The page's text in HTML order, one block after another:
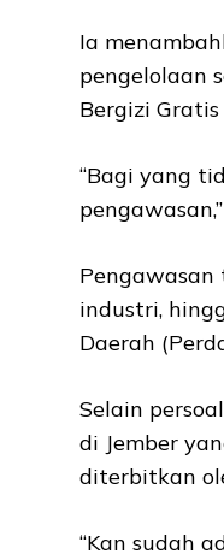
Ia
pengelolaan
Bergizi Gratis
“Bagi yang
Pengawasan
industri,
Daerah
Selain
di Jember
diterbitkan
“Kan sudah